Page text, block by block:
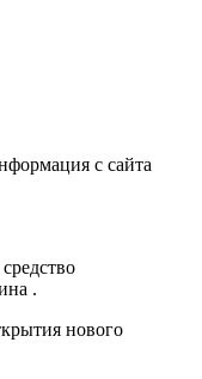
с сайта
.
нового